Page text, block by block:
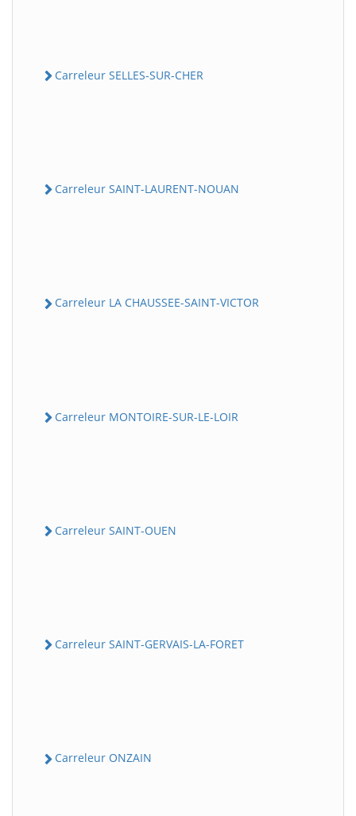
Carreleur SELLES-SUR-CHER
Carreleur SAINT-LAURENT-NOUAN
Carreleur LA CHAUSSEE-SAINT-VICTOR
Carreleur MONTOIRE-SUR-LE-LOIR
Carreleur SAINT-OUEN
Carreleur SAINT-GERVAIS-LA-FORET
Carreleur ONZAIN